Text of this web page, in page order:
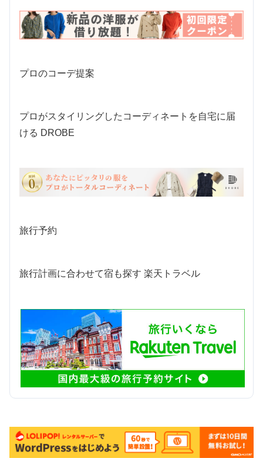
プロのコーデ提案
プロがスタイリングしたコーディネートを自宅に届
ける DROBE
旅行予約
旅行計画に合わせて宿も探す 楽天トラベル